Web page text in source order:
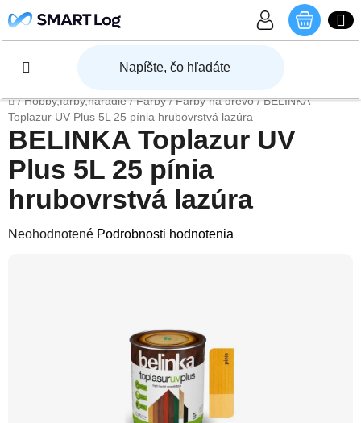
Domov
/ Hobby,farby,náradie / Farby / Farby na drevo / BELINKA
Toplazur UV Plus 5L 25 pínia hrubovrstvá lazúra
BELINKA Toplazur UV
Plus 5L 25 pínia
hrubovrstvá lazúra
Priemerné hodnotenie produktu je 0,0 z 5 hviezdičiek.
Neohodnotené Podrobnosti hodnotenia